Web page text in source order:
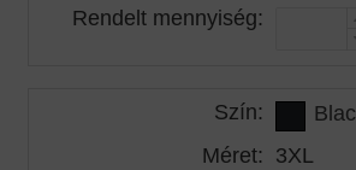
Rendelt mennyiség:
Szín:
Méret: 3XL